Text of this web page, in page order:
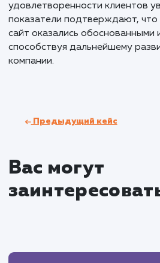
доступной для
Результаты и
В результате ребрендинга
на четко спланированных
прототипирование, дизайн